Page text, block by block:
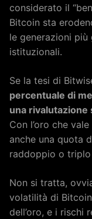
considerato il
Bitcoin sta
le generazioni
istituzionali.
Se la tesi di
percentuale di
una rivalutazione
Con l’oro che
anche una quota
raddoppio o
Non si tratta,
volatilità di
dell’oro, e i rischi